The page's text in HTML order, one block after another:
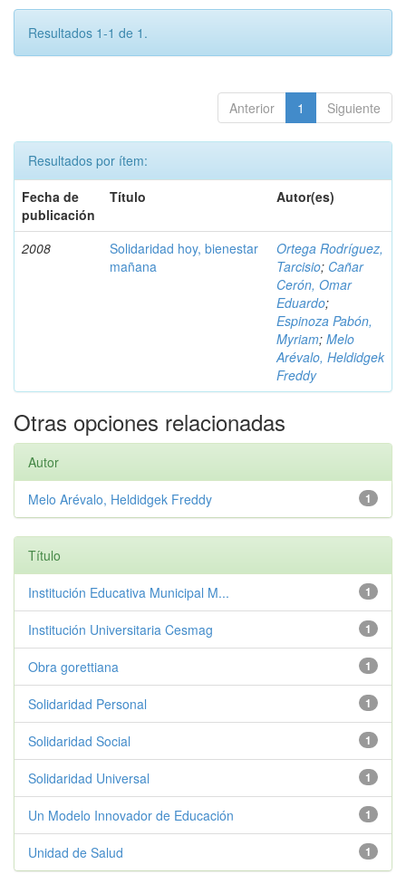
Resultados 1-1 de 1.
Anterior 1 Siguiente
Resultados por ítem:
Fecha de
publicación
Título Autor(es)
2008
Solidaridad hoy, bienestar
mañana
Ortega Rodríguez,
Tarcisio; Cañar
Cerón, Omar
Eduardo;
Espinoza Pabón,
Myriam; Melo
Arévalo, Heldidgek
Freddy
Otras opciones relacionadas
Autor
1
Melo Arévalo, Heldidgek Freddy
Título
1
Institución Educativa Municipal M...
1
Institución Universitaria Cesmag
1
Obra gorettiana
1
Solidaridad Personal
1
Solidaridad Social
1
Solidaridad Universal
1
Un Modelo Innovador de Educación
1
Unidad de Salud